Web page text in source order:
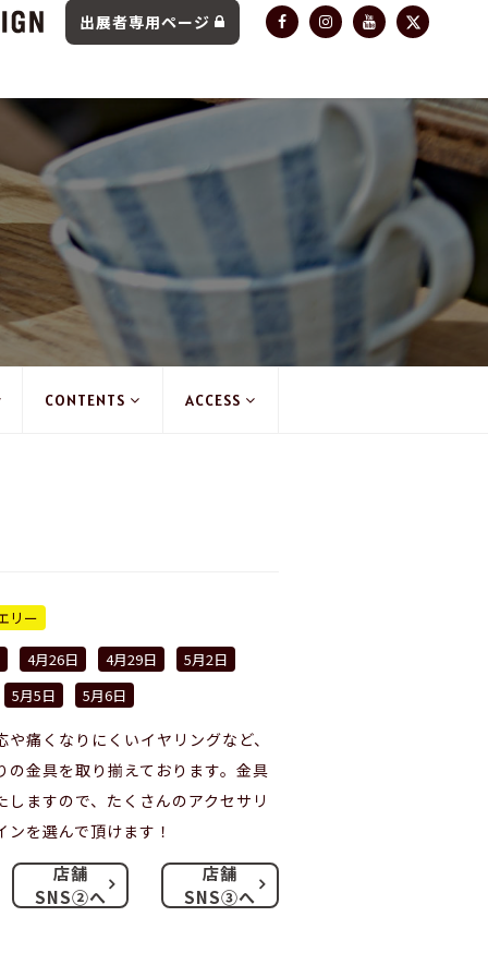
出展者専用ページ
CONTENTS ACCESS
リー
4月26日 4月29日
5月2日
5月5日 5月6日
痛くなりにくいイヤリングなど、
の金具を取り揃えております。金具
しますので、たくさんのアクセサリ
を選んで頂けます！
店舗
SNS②へ
店舗
SNS③へ